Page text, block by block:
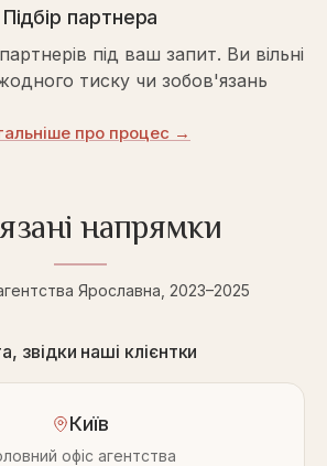
Підбір партнера
під ваш запит. Ви вільні
тиску чи зобов'язань
про процес →
напрямки
Ярославна, 2023–2025
звідки наші клієнтки
Київ
офіс агентства